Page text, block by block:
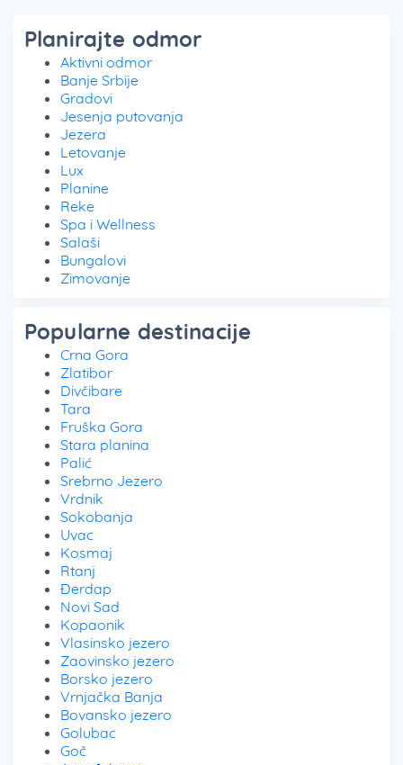
Planirajte odmor
Aktivni odmor
Banje Srbije
Gradovi
Jesenja putovanja
Jezera
Letovanje
Lux
Planine
Reke
Spa i Wellness
Salaši
Bungalovi
Zimovanje
Popularne destinacije
Crna Gora
Zlatibor
Divčibare
Tara
Fruška Gora
Stara planina
Palić
Srebrno Jezero
Vrdnik
Sokobanja
Uvac
Kosmaj
Rtanj
Đerdap
Novi Sad
Kopaonik
Vlasinsko jezero
Zaovinsko jezero
Borsko jezero
Vrnjačka Banja
Bovansko jezero
Golubac
Goč